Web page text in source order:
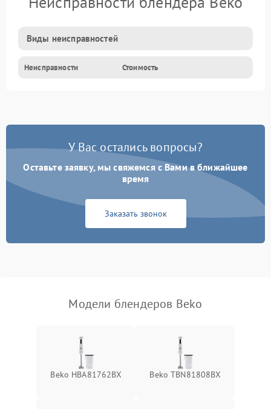
Виды неисправностей
Неисправности Стоимость
У Вас остались вопросы?
Оставьте заявку, мы свяжемся с Вами в ближайшее
время
Заказать звонок
Модели блендеров Beko
Beko HBA81762BX Beko TBN81808BX